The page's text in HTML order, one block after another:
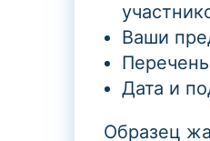
Ваши
Дата и
Образец